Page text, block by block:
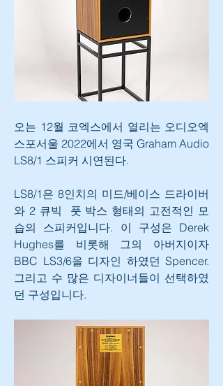
오는 12월 코엑스에서 열리는 오디오엑
스포서울 2022에서 영국 Graham Audio
LS8/1 스피커 시연된다.
LS8/1은 8인치의 미드/베이스 드라이버
와 2 큐빅  풋 박스 형태의 고전적인 모
습의 스피커입니다. 이 구성은 Derek
Hughes를 비롯해 그의 아버지이자
BBC LS3/6을 디자인 하였던 Spencer.
그리고 수 많은 디자이너들이 선택하였
던 구성입니다.